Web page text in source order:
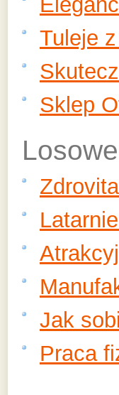
Tuleje
Sklep
Jak
Praca